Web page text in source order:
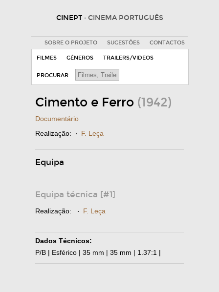
CINEPT · CINEMA PORTUGUÊS
SOBRE O PROJETO SUGESTÕES CONTACTOS
FILMES GÉNEROS TRAILERS/VIDEOS
PROCURAR
Cimento e Ferro (1942)
Documentário
Realização: · F. Leça
Equipa
Equipa técnica [#1]
Realização: · F. Leça
Dados Técnicos:
P/B | Esférico | 35 mm | 35 mm | 1.37:1 |